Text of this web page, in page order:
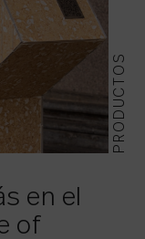
PRODUCTOS
en el
of